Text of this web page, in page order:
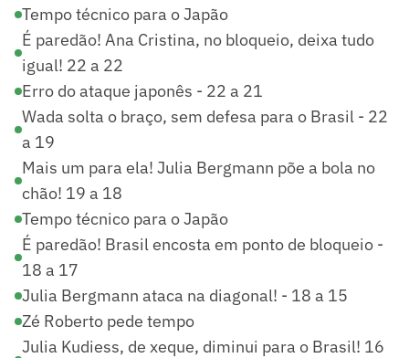
Tempo técnico para o Japão
É paredão! Ana Cristina, no bloqueio, deixa tudo
igual! 22 a 22
Erro do ataque japonês - 22 a 21
Wada solta o braço, sem defesa para o Brasil - 22
a 19
Mais um para ela! Julia Bergmann põe a bola no
chão! 19 a 18
Tempo técnico para o Japão
É paredão! Brasil encosta em ponto de bloqueio -
18 a 17
Julia Bergmann ataca na diagonal! - 18 a 15
Zé Roberto pede tempo
Julia Kudiess, de xeque, diminui para o Brasil! 16